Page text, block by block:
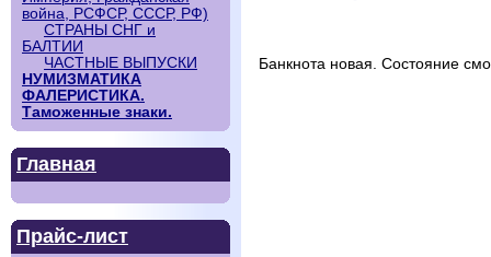
война, РСФСР, СССР, РФ)
СТРАНЫ СНГ и
БАЛТИИ
ЧАСТНЫЕ ВЫПУСКИ
НУМИЗМАТИКА
ФАЛЕРИСТИКА.
Таможенные знаки.
Главная
Прайс-лист
Банкнота новая. Состояние